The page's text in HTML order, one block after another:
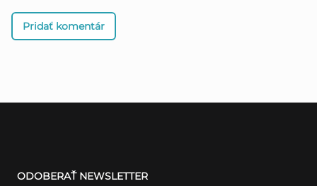
Pridať komentár
ODOBERAŤ NEWSLETTER